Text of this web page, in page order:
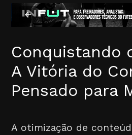
Conquistando
A Vitória do
Pensado para
A otimização de